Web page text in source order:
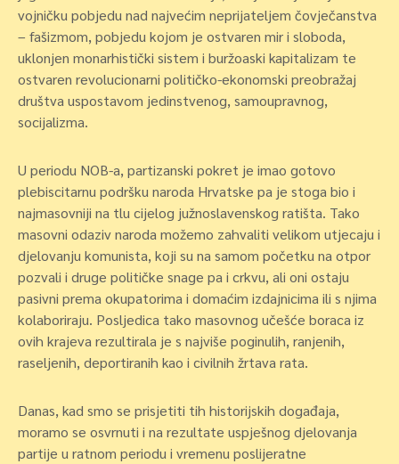
vojničku pobjedu nad najvećim neprijateljem čovječanstva
– fašizmom, pobjedu kojom je ostvaren mir i sloboda,
uklonjen monarhistički sistem i buržoaski kapitalizam te
ostvaren revolucionarni političko-ekonomski preobražaj
društva uspostavom jedinstvenog, samoupravnog,
socijalizma.
U periodu NOB-a, partizanski pokret je imao gotovo
plebiscitarnu podršku naroda Hrvatske pa je stoga bio i
najmasovniji na tlu cijelog južnoslavenskog ratišta. Tako
masovni odaziv naroda možemo zahvaliti velikom utjecaju i
djelovanju komunista, koji su na samom početku na otpor
pozvali i druge političke snage pa i crkvu, ali oni ostaju
pasivni prema okupatorima i domaćim izdajnicima ili s njima
kolaboriraju. Posljedica tako masovnog učešće boraca iz
ovih krajeva rezultirala je s najviše poginulih, ranjenih,
raseljenih, deportiranih kao i civilnih žrtava rata.
Danas, kad smo se prisjetiti tih historijskih događaja,
moramo se osvrnuti i na rezultate uspješnog djelovanja
partije u ratnom periodu i vremenu poslijeratne